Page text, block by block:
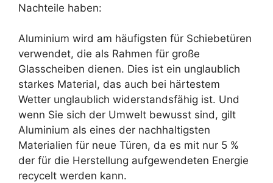
Nachteile haben:
Aluminium wird am häufigsten für Schiebetüren
verwendet, die als Rahmen für große
Glasscheiben dienen. Dies ist ein unglaublich
starkes Material, das auch bei härtestem
Wetter unglaublich widerstandsfähig ist. Und
wenn Sie sich der Umwelt bewusst sind, gilt
Aluminium als eines der nachhaltigsten
Materialien für neue Türen, da es mit nur 5 %
der für die Herstellung aufgewendeten Energie
recycelt werden kann.